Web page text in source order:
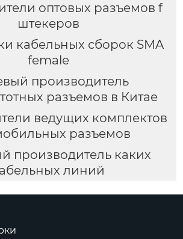
оптовых разъемов f
штекеров
кабельных сборок SMA
female
производитель
разъемов в Китае
ведущих комплектов
разъемов
производитель каких
линий